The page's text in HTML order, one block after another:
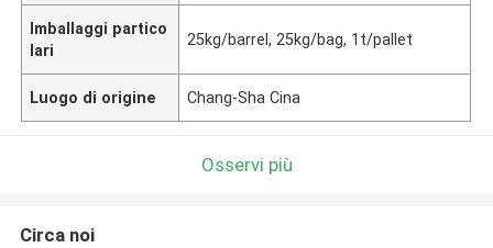
Imballaggi partico
lari
25kg/barrel, 25kg/bag, 1t/pallet
Luogo di origine Chang-Sha Cina
Osservi più
Circa noi